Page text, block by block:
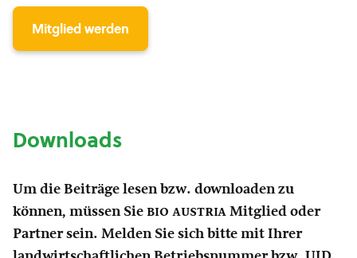
Mitglied werden
Downloads
Um die Beiträge lesen bzw. downloaden zu
können, müssen Sie bio austria Mitglied oder
Partner sein. Melden Sie sich bitte mit Ihrer